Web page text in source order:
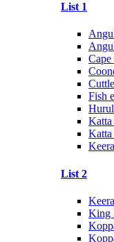
List 1
Fish
List 2
King